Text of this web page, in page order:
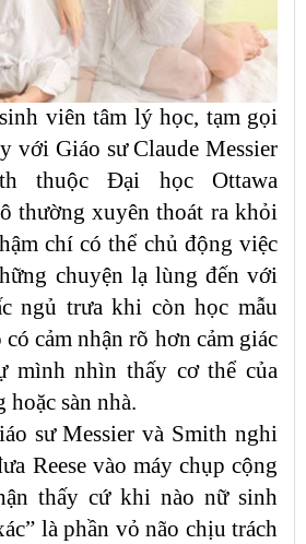
viên tâm lý học, tạm gọi
với Giáo sư Claude Messier
thuộc Đại học Ottawa
thường xuyên thoát ra khỏi
chí có thể chủ động việc
chuyện lạ lùng đến với
ngủ trưa khi còn học mẫu
cảm nhận rõ hơn cảm giác
mình nhìn thấy cơ thể của
sàn nhà.
sư Messier và Smith nghi
Reese vào máy chụp cộng
thấy cứ khi nào nữ sinh
là phần vỏ não chịu trách